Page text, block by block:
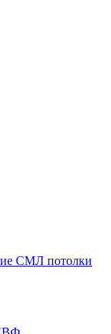
СМЛ потолки